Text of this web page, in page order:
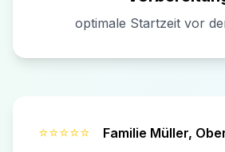
optimale Startzeit vor
⭐⭐⭐⭐⭐ Familie Müller,